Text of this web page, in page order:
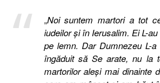
„Noi suntem martori a tot
iudeilor şi în Ierusalim. Ei L-
pe lemn. Dar Dumnezeu L-
îngăduit să Se arate, nu la
martorilor aleşi mai dinainte